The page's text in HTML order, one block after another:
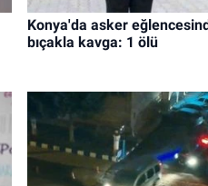
Konya'da asker
bıçakla kavga: 1 ölü